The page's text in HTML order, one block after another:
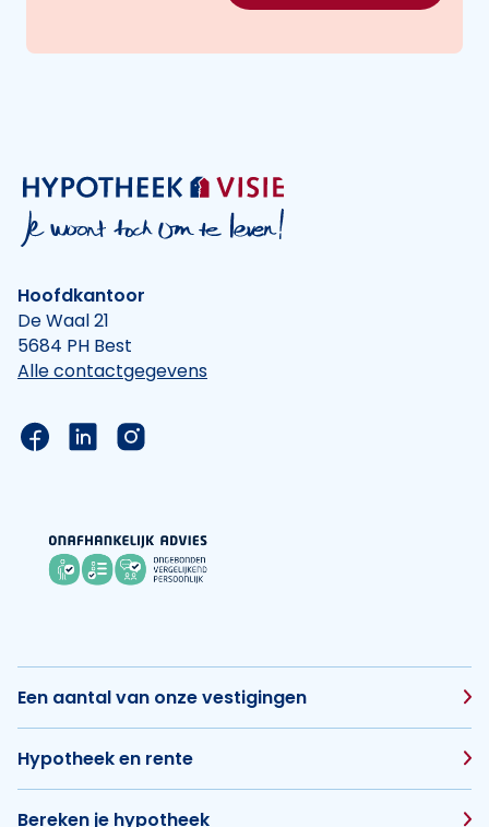
Hoofdkantoor
De Waal 21
5684 PH Best
Alle contactgegevens
Link naar de Facebook pagina van Hypotheek
Link naar de LinkedIn pagina van
Link naar de Instagram pagina van
Een aantal van onze vestigingen
Hypotheek en rente
Bereken je hypotheek